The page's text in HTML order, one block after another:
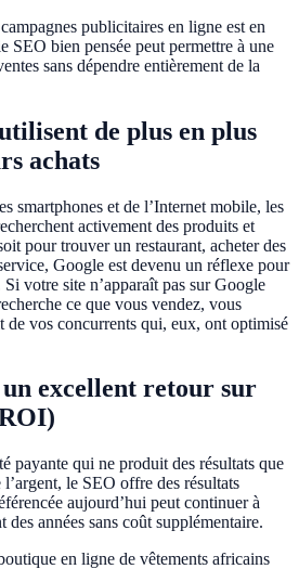
publicitaires en ligne est en
SEO bien pensée peut permettre à une
sans dépendre entièrement de la
de plus en plus
achats
smartphones et de l’Internet mobile, les
activement des produits et
pour trouver un restaurant, acheter des
Google est devenu un réflexe pour
votre site n’apparaît pas sur Google
ce que vous vendez, vous
de vos concurrents qui, eux, ont optimisé
excellent retour sur
payante qui ne produit des résultats que
le SEO offre des résultats
aujourd’hui peut continuer à
des années sans coût supplémentaire.
en ligne de vêtements africains